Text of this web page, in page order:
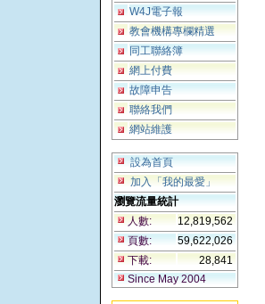
W4J電子報
教會機構專欄精選
同工聯絡簿
網上付費
故障申告
聯絡我們
網站維護
設為首頁
加入「我的最愛」
瀏覽流量統計
人數:
12,819,562
頁數:
59,622,026
下載:
28,841
Since May 2004